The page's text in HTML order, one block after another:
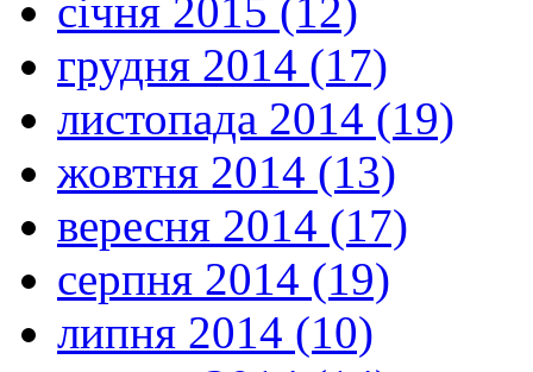
січня 2015 (12)
грудня 2014 (17)
листопада 2014 (19)
жовтня 2014 (13)
вересня 2014 (17)
серпня 2014 (19)
липня 2014 (10)